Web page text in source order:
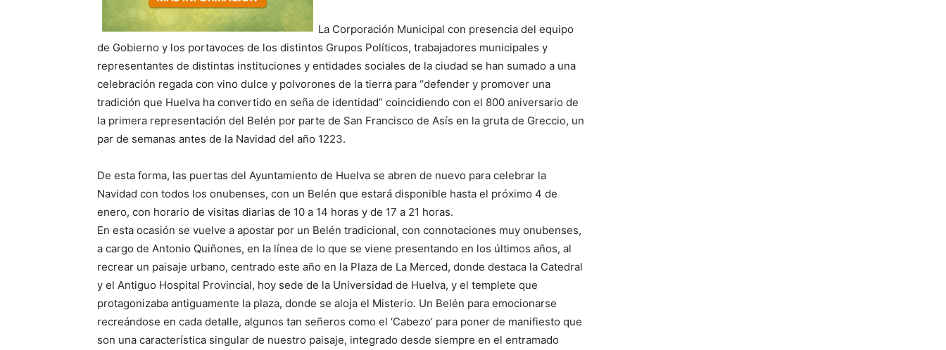
La Corporación Municipal con presencia del equipo
de Gobierno y los portavoces de los distintos Grupos Políticos, trabajadores municipales y
representantes de distintas instituciones y entidades sociales de la ciudad se han sumado a una
celebración regada con vino dulce y polvorones de la tierra para “defender y promover una
tradición que Huelva ha convertido en seña de identidad” coincidiendo con el 800 aniversario de
la primera representación del Belén por parte de San Francisco de Asís en la gruta de Greccio, un
par de semanas antes de la Navidad del año 1223.
De esta forma, las puertas del Ayuntamiento de Huelva se abren de nuevo para celebrar la
Navidad con todos los onubenses, con un Belén que estará disponible hasta el próximo 4 de
enero, con horario de visitas diarias de 10 a 14 horas y de 17 a 21 horas.
En esta ocasión se vuelve a apostar por un Belén tradicional, con connotaciones muy onubenses,
a cargo de Antonio Quiñones, en la línea de lo que se viene presentando en los últimos años, al
recrear un paisaje urbano, centrado este año en la Plaza de La Merced, donde destaca la Catedral
y el Antiguo Hospital Provincial, hoy sede de la Universidad de Huelva, y el templete que
protagonizaba antiguamente la plaza, donde se aloja el Misterio. Un Belén para emocionarse
recreándose en cada detalle, algunos tan señeros como el ‘Cabezo’ para poner de manifiesto que
son una característica singular de nuestro paisaje, integrado desde siempre en el entramado